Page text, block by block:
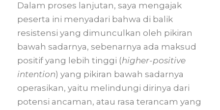
Dalam proses lanjutan, saya mengajak
peserta ini menyadari bahwa di balik
resistensi yang dimunculkan oleh pikiran
bawah sadarnya, sebenarnya ada maksud
positif yang lebih tinggi (higher-positive
intention) yang pikiran bawah sadarnya
operasikan, yaitu melindungi dirinya dari
potensi ancaman, atau rasa terancam yang